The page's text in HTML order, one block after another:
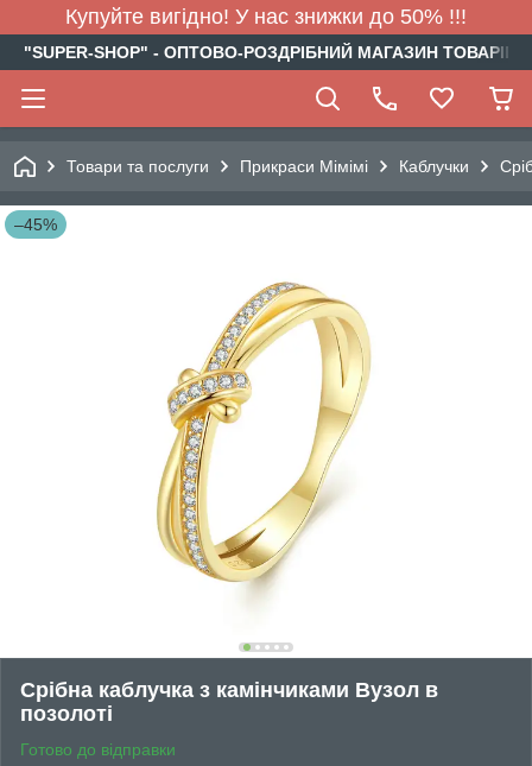
Купуйте вигідно! У нас знижки до 50% !!!
"SUPER-SHOP" - ОПТОВО-РОЗДРІБНИЙ МАГАЗИН
Товари та послуги Прикраси Мімімі Каблучки
–45%
Срібна каблучка з камінчиками Вузол в
позолоті
Готово до відправки